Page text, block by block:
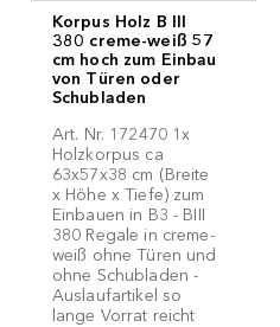
Korpus Holz B III
380 creme-weiß 57
cm hoch zum Einbau
von Türen oder
Schubladen
Art. Nr. 172470 1x
Holzkorpus ca
63x57x38 cm (Breite
x Höhe x Tiefe) zum
Einbauen in B3 - BIII
380 Regale in creme-
weiß ohne Türen und
ohne Schubladen -
Auslaufartikel so
lange Vorrat reicht